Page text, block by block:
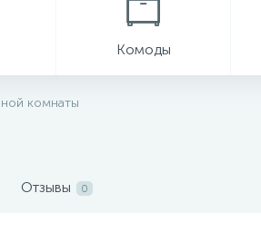
Комоды
комнаты
Отзывы 0